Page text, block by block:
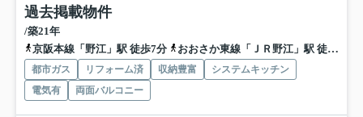
過去掲載物件
/築21年
京阪本線「野江」駅 徒歩7分
おおさか東線「ＪＲ野江」駅 徒歩7分
都市ガス リフォーム済 収納豊富
システムキッチン
電気有
両面バルコニー